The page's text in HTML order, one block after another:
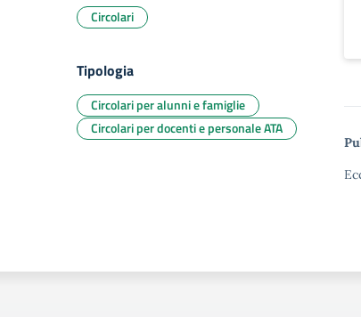
Circolari
Tipologia
Circolari per alunni e famiglie
Circolari per docenti e personale ATA